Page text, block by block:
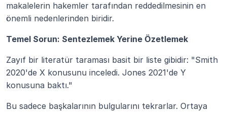
makalelerin hakemler tarafından reddedilmesinin en
önemli nedenlerinden biridir.
Temel Sorun: Sentezlemek Yerine Özetlemek
Zayıf bir literatür taraması basit bir liste gibidir: "Smith
2020'de X konusunu inceledi. Jones 2021'de Y
konusuna baktı."
Bu sadece başkalarının bulgularını tekrarlar. Ortaya